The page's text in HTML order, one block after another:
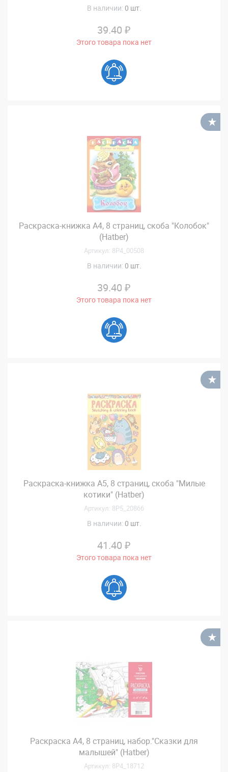
В наличии: 0 шт.
39.40 ₽
Этого товара пока нет
Раскраска-книжка А4, 8 страниц, скоба "Колобок"
(Hatber)
Артикул: 8Р4_00508
В наличии: 0 шт.
39.40 ₽
Этого товара пока нет
Раскраска-книжка А5, 8 страниц, скоба "Милые
котики" (Hatber)
Артикул: 8Р5_20866
В наличии: 0 шт.
41.40 ₽
Этого товара пока нет
Раскраска А4, 8 страниц, набор."Сказки для
малышей" (Hatber)
Артикул: 8Р4_18712